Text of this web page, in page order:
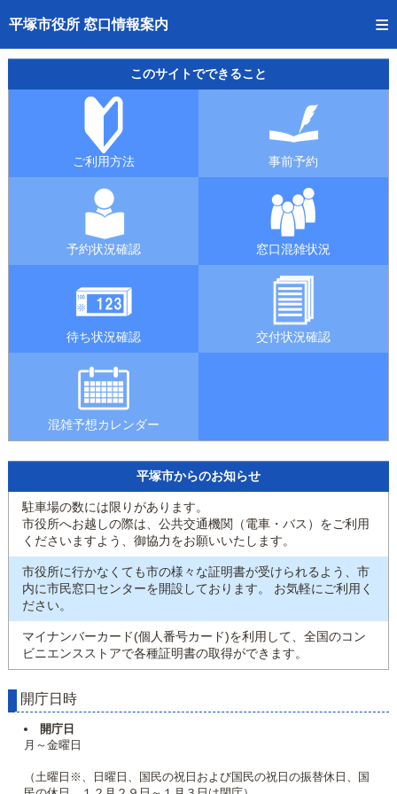
平塚市役所 窓口情報案内
トップページへ
ご利用方法
事前予約
予約状況確認
窓口混雑状況
待ち状況確認
交付状況確認
混雑予想カレンダー
このサイトでできること
ご利用方法 事前予約
予約状況確認 窓口混雑状況
待ち状況確認 交付状況確認
混雑予想カレンダー
平塚市からのお知らせ
駐車場の数には限りがあります。
市役所へお越しの際は、公共交通機関（電車・バス）をご利用
くださいますよう、御協力をお願いいたします。
市役所に行かなくても市の様々な証明書が受けられるよう、市
内に市民窓口センターを開設しております。 お気軽にご利用く
ださい。
マイナンバーカード(個人番号カード)を利用して、全国のコン
ビニエンスストアで各種証明書の取得ができます。
開庁日時
開庁日
月～金曜日
（土曜日※、日曜日、国民の祝日および国民の祝日の振替休日、国